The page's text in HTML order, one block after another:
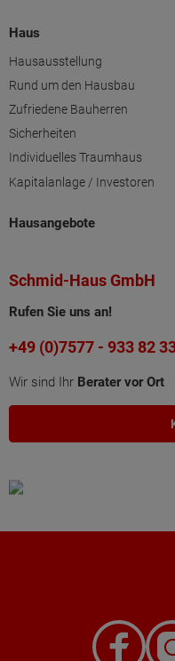
Haus
Hausausstellung
Rund um den Hausbau
Zufriedene Bauherren
Sicherheiten
Individuelles Traumhaus
Kapitalanlage / Investoren
Hausangebote
Schmid-Haus GmbH
Rufen Sie uns an!
+49 (0)7577 - 933 82
Wir sind Ihr Berater vor Ort